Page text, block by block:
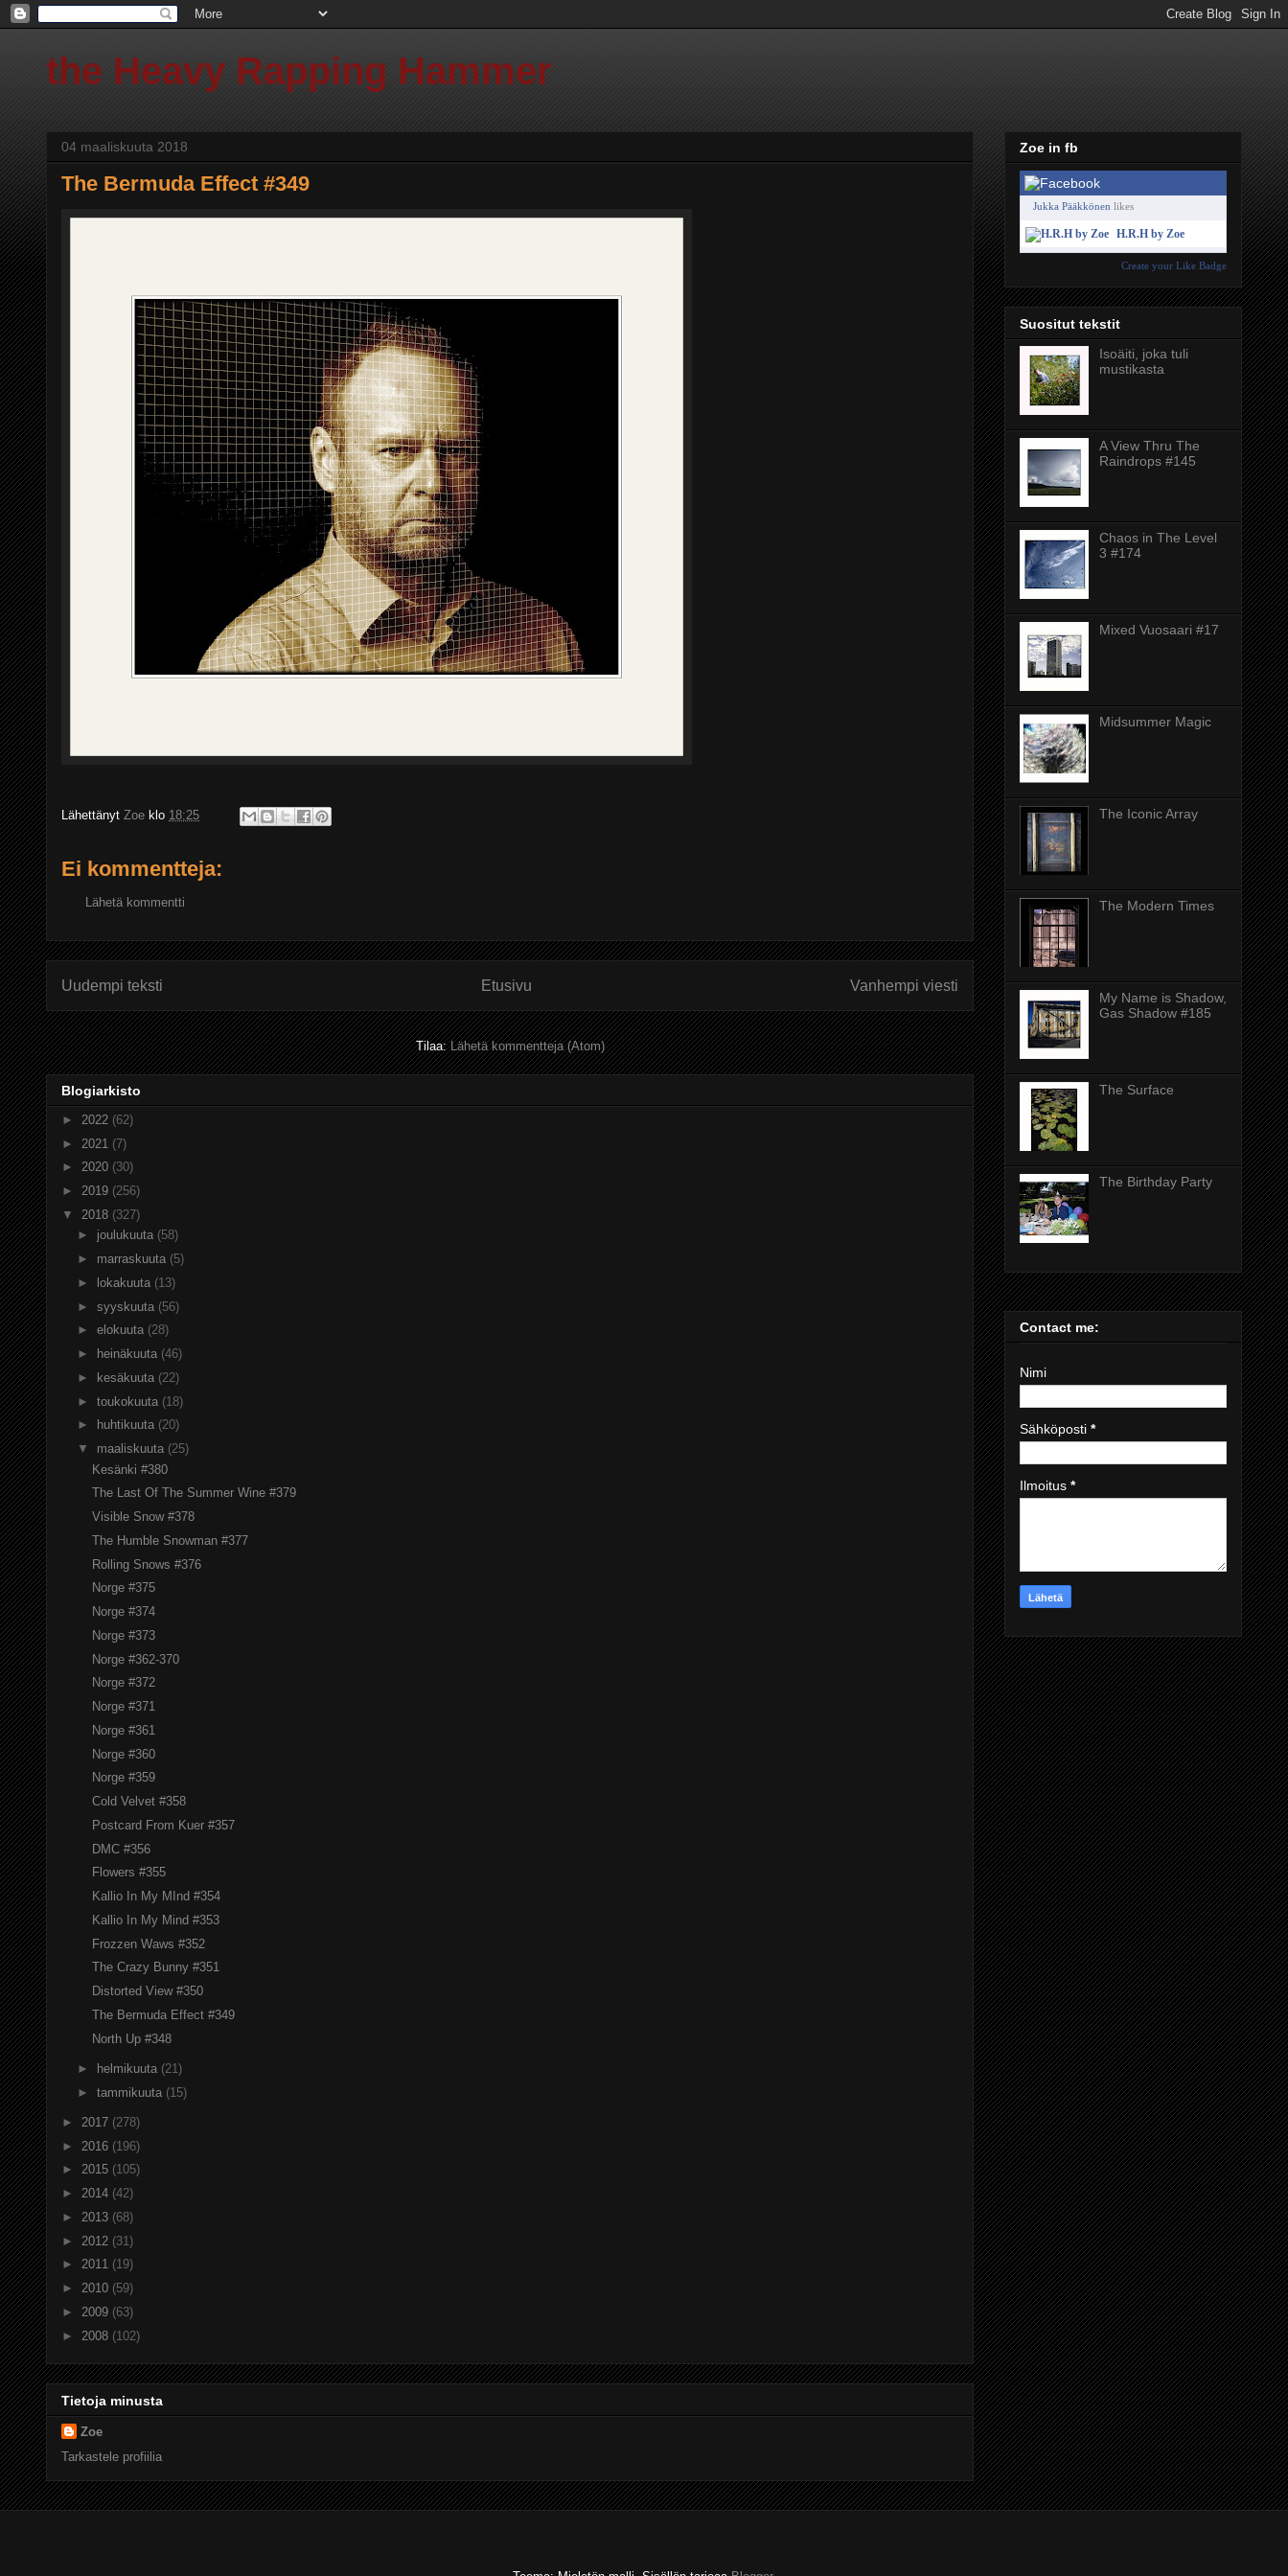
the Heavy Rapping Hammer
04 maaliskuuta 2018
The Bermuda Effect #349
Lähettänyt Zoe klo 18:25
Ei kommentteja:
Lähetä kommentti
Uudempi teksti Vanhempi viesti
Etusivu
Tilaa:Lähetä kommentteja (Atom)
Blogiarkisto
► 2022 (62)
► 2021 (7)
► 2020 (30)
► 2019 (256)
▼ 2018 (327)
► joulukuuta (58)
► marraskuuta (5)
►
lokakuuta (13)
► syyskuuta (56)
► elokuuta (28)
►
heinäkuuta (46)
►
kesäkuuta (22)
► toukokuuta (18)
►
huhtikuuta (20)
▼ maaliskuuta (25)
Kesänki #380
The Last Of The Summer Wine #379
Visible Snow #378
The Humble Snowman #377
Rolling Snows #376
Norge #375
Norge #374
Norge #373
Norge #362-370
Norge #372
Norge #371
Norge #361
Norge #360
Norge #359
Cold Velvet #358
Postcard From Kuer #357
DMC #356
Flowers #355
Kallio In My MInd #354
Kallio In My Mind #353
Frozzen Waws #352
The Crazy Bunny #351
Distorted View #350
The Bermuda Effect #349
North Up #348
► helmikuuta (21)
► tammikuuta (15)
► 2017 (278)
► 2016 (196)
► 2015 (105)
► 2014 (42)
► 2013 (68)
► 2012 (31)
► 2011 (19)
► 2010 (59)
► 2009 (63)
► 2008 (102)
Tietoja minusta
Zoe
Tarkastele profiilia
Zoe in fb
Jukka Pääkkönen likes
H.R.H by Zoe
Create your Like Badge
Suositut tekstit
Isoäiti, joka tuli
mustikasta
A View Thru The
Raindrops #145
Chaos in The Level
3 #174
Mixed Vuosaari #17
Midsummer Magic
The Iconic Array
The Modern Times
My Name is Shadow,
Gas Shadow #185
The Surface
The Birthday Party
Contact me:
Nimi
Sähköposti *
Ilmoitus *